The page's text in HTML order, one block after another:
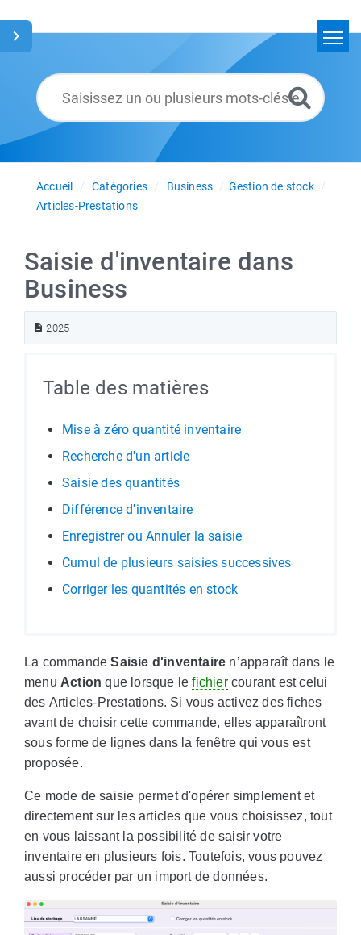
Glossaire
Français
Accueil
Catégories Business
Gestion de stock
Articles-Prestations
Saisie d'inventaire dans
Business
2025
Table des matières
Mise à zéro quantité inventaire
Recherche d'un article
Saisie des quantités
Différence d'inventaire
Enregistrer ou Annuler la saisie
Cumul de plusieurs saisies successives
Corriger les quantités en stock
La commandeSaisie d'inventaire n’apparaît dans le
menu Action que lorsque lefichiercourant est celui
des Articles-Prestations. Si vous activez des fiches
avant de choisir cette commande, elles apparaîtront
sous forme de lignes dans la fenêtre qui vous est
proposée.
Ce mode de saisie permet d'opérer simplement et
directement sur les articles que vous choisissez, tout
en vous laissant la possibilité de saisir votre
inventaire en plusieurs fois. Toutefois, vous pouvez
aussi procéder par un import de données.